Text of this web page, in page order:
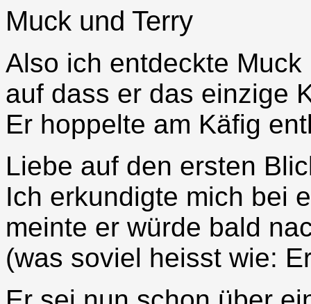
Muck und Terry
Also ich entdeckte
auf dass er das einzige
Er hoppelte am Käfig
Liebe auf den ersten
Ich erkundigte mich bei
meinte er würde bald
(was soviel heisst wie: